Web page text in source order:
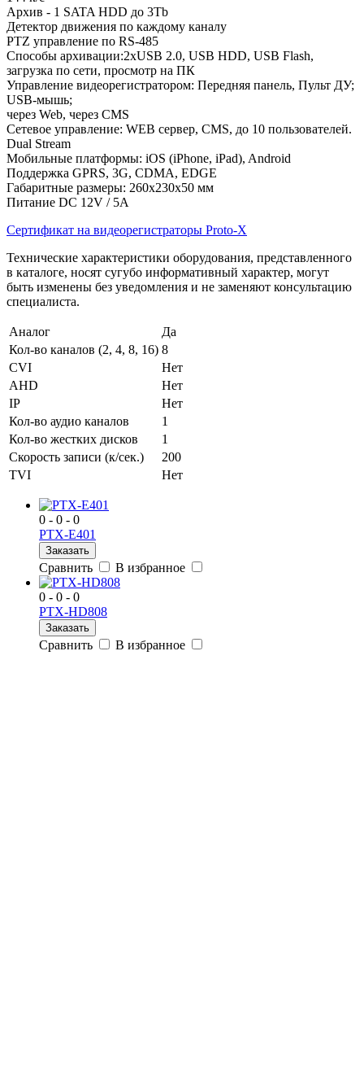
Архив - 1 SATA HDD до 3Tb
Детектор движения по каждому каналу
PTZ управление по RS-485
Способы архивации:2xUSB 2.0, USB HDD, USB Flash,
загрузка по сети, просмотр на ПК
Управление видеорегистратором: Передняя панель, Пульт ДУ;
USB-мышь;
через Web, через CMS
Сетевое управление: WEB сервер, CMS, до 10 пользователей.
Dual Stream
Мобильные платформы: iOS (iPhone, iPad), Android
Поддержка GPRS, 3G, CDMA, EDGE
Габаритные размеры: 260х230х50 мм
Питание DC 12V / 5A
Сертификат на видеорегистраторы Proto-X
Технические характеристики оборудования, представленного
в каталоге, носят сугубо информативный характер, могут
быть изменены без уведомления и не заменяют консультацию
специалиста.
Аналог
Да
Кол-во каналов (2, 4, 8, 16) 8
CVI
Нет
AHD
Нет
IP
Нет
Кол-во аудио каналов
1
Кол-во жестких дисков
1
Скорость записи (к/сек.)
200
TVI
Нет
0 - 0 - 0
PTX-E401
Заказать
Сравнить В избранное
0 - 0 - 0
PTX-HD808
Заказать
Сравнить В избранное